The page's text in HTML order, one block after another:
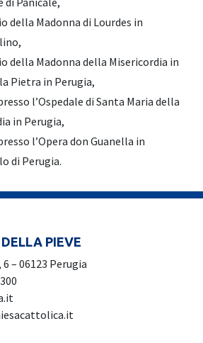
della Madonna di Lourdes in
della Madonna della Misericordia in
Pietra in Perugia,
l’Ospedale di Santa Maria della
in Perugia,
l’Opera don Guanella in
di Perugia.
PIEVE
– 06123 Perugia